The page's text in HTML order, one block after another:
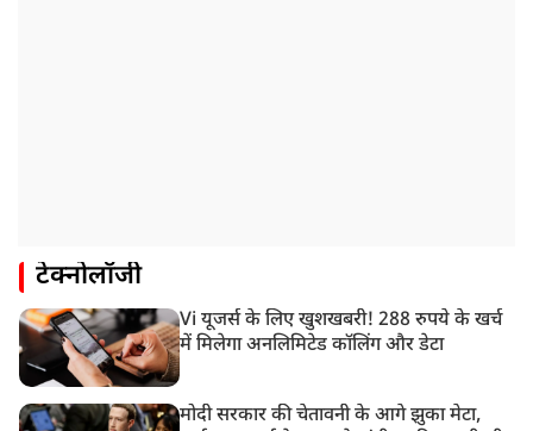
टेक्नोलॉजी
Vi यूजर्स के लिए खुशखबरी! 288 रुपये के खर्च
में मिलेगा अनलिमिटेड कॉलिंग और डेटा
मोदी सरकार की चेतावनी के आगे झुका मेटा,